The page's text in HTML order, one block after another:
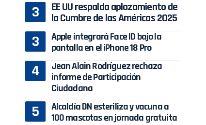
EE UU respalda aplazamiento de
la Cumbre de las Américas 2025
Apple integrará Face ID bajo la
pantalla en el iPhone 18 Pro
Jean Alain Rodríguez rechaza
informe de Participación
Ciudadana
Alcaldía DN esteriliza y vacuna a
100 mascotas en jornada gratuita